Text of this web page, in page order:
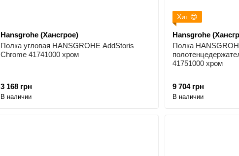
Hansgrohe (Хансгрое)
Полка угловая HANSGROHE AddStoris
Chrome 41741000 хром
3 168 грн
В наличии
Хит 😍
Hansgrohe
Полка
41751000 хром
9 704 грн
В наличии